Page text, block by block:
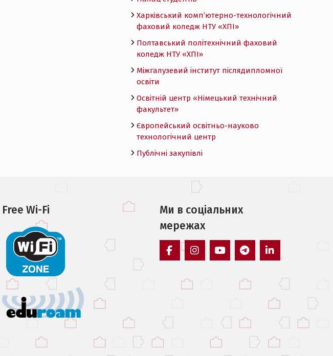
Харківський комп’ютерно-технологічний
фаховий коледж НТУ «ХПI»
Полтавський політехнічний фаховий
коледж НТУ «ХПI»
Міжгалузевий інститут післядипломної
освіти
Освітній центр «Німецький технічний
факультет»
Європейський освітньо-науково
технологічний центр
Публічні закупівлі
Free Wi-Fi
Ми в соцiальних
мережах